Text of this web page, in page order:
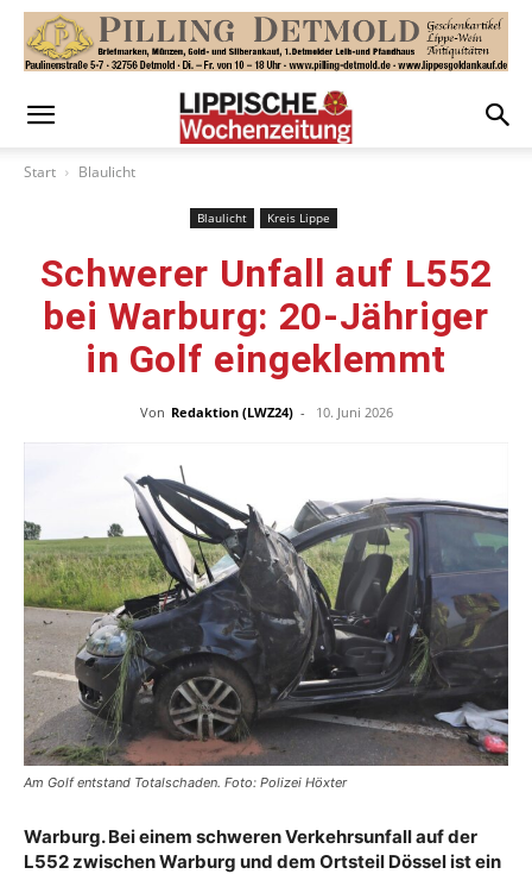
Start Blaulicht
Blaulicht Kreis Lippe
Schwerer Unfall auf L552
bei Warburg: 20-Jähriger
in Golf eingeklemmt
Von Redaktion (LWZ24) - 10. Juni 2026
Am Golf entstand Totalschaden. Foto: Polizei Höxter
Warburg. Bei einem schweren Verkehrsunfall auf der
L552 zwischen Warburg und dem Ortsteil Dössel ist ein